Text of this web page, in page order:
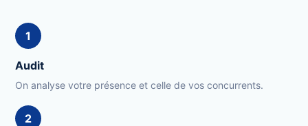
1
Audit
On analyse votre présence et celle de vos concurrents.
2